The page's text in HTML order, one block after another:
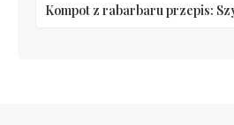
Kompot z rabarbaru przepis: